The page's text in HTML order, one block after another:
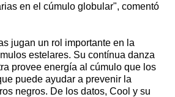
en el cúmulo globular", comentó
jugan un rol importante en la
estelares. Su contínua danza
provee energía al cúmulo que los
puede ayudar a prevenir la
negros. De los datos, Cool y su